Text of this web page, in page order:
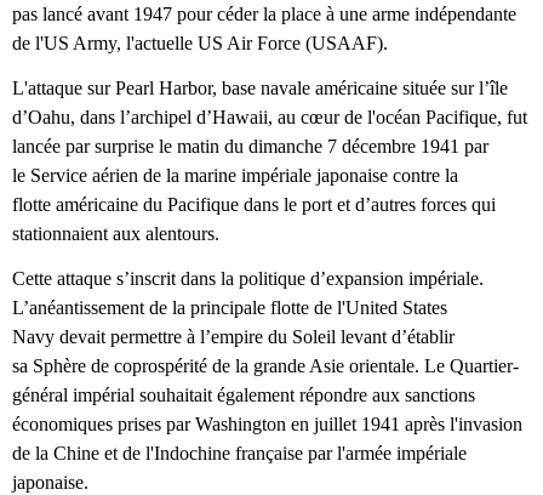
pas lancé avant 1947 pour céder la place à une arme indépendante
de l'US Army, l'actuelle US Air Force (USAAF).
L'attaque sur Pearl Harbor, base navale américaine située sur l’île
d’Oahu, dans l’archipel d’Hawaii, au cœur de l'océan Pacifique, fut
lancée par surprise le matin du dimanche 7 décembre 1941 par
le Service aérien de la marine impériale japonaise contre la
flotte américaine du Pacifique dans le port et d’autres forces qui
stationnaient aux alentours.
Cette attaque s’inscrit dans la politique d’expansion impériale.
L’anéantissement de la principale flotte de l'United States
Navy devait permettre à l’empire du Soleil levant d’établir
sa Sphère de coprospérité de la grande Asie orientale. Le Quartier-
général impérial souhaitait également répondre aux sanctions
économiques prises par Washington en juillet 1941 après l'invasion
de la Chine et de l'Indochine française par l'armée impériale
japonaise.